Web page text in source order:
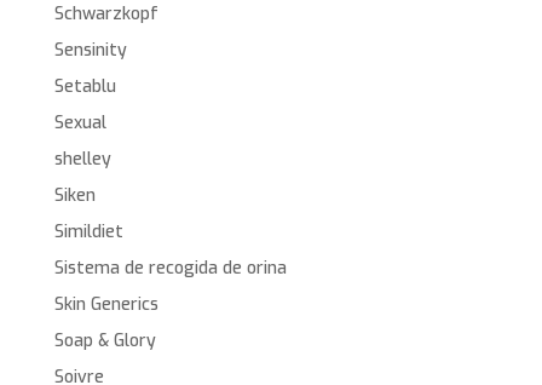
Schwarzkopf
Sensinity
Setablu
Sexual
shelley
Siken
Simildiet
Sistema de recogida de orina
Skin Generics
Soap & Glory
Soivre